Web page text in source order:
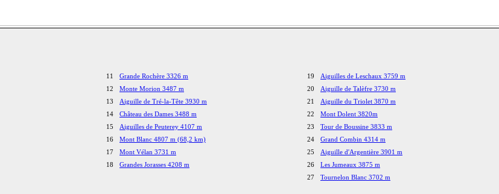
11
Grande Rochère 3326 m
12
Monte Morion 3487 m
13
Aiguille de Tré-la-Tête 3930 m
14
Château des Dames 3488 m
15
Aiguilles de Peuterey 4107 m
16
Mont Blanc 4807 m (68,2 km)
17
Mont Vélan 3731 m
18
Grandes Jorasses 4208 m
19
Aiguilles de Leschaux 3759 m
20
Aiguille de Talèfre 3730 m
21
Aiguille du Triolet 3870 m
22
Mont Dolent 3820m
23
Tour de Boussine 3833 m
24
Grand Combin 4314 m
25
Aiguille d'Argentière 3901 m
26
Les Jumeaux 3875 m
27
Tournelon Blanc 3702 m